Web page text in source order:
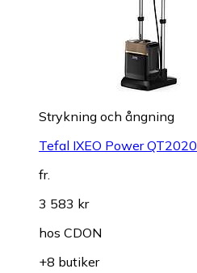
Strykning och ångning
Tefal IXEO Power QT2020
fr.
3 583 kr
hos CDON
+8 butiker